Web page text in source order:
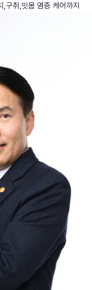
구취,잇몸 염증 케어까지